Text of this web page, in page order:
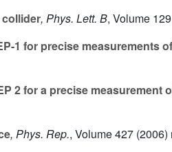
collider, Phys. Lett. B, Volume 129
1 for precise measurements
2 for a precise measurement
, Phys. Rep., Volume 427 (2006)